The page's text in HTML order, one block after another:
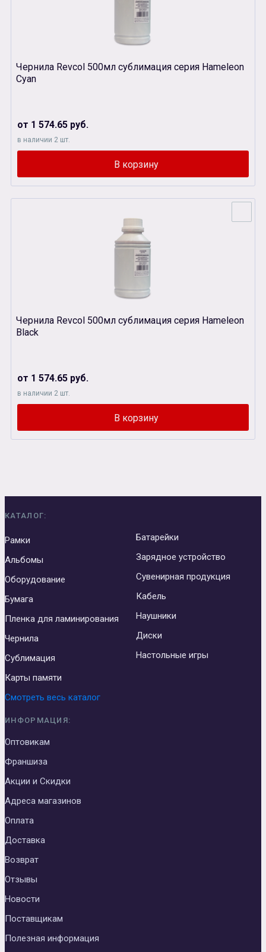
Чернила Revcol 500мл сублимация серия Hameleon
Cyan
от 1 574.65 руб.
в наличии 2 шт.
Чернила Revcol 500мл сублимация серия Hameleon
Black
от 1 574.65 руб.
в наличии 2 шт.
КАТАЛОГ:
Рамки
Альбомы
Оборудование
Бумага
Пленка для ламинирования
Чернила
Сублимация
Карты памяти
Батарейки
Зарядное устройство
Сувенирная продукция
Кабель
Наушники
Диски
Настольные игры
Смотреть весь каталог
ИНФОРМАЦИЯ:
Оптовикам
Франшиза
Акции и Скидки
Адреса магазинов
Оплата
Доставка
Возврат
Отзывы
Новости
Поставщикам
Полезная информация